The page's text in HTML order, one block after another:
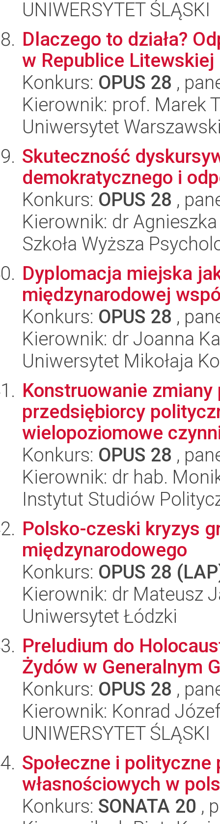
UNIWERSYTET ŚLĄSKI
Dlaczego to działa?
w Republice Litewskiej
Konkurs: OPUS 28 ,
Kierownik: prof. Marek
Uniwersytet
Skuteczność
demokratycznego i
Konkurs: OPUS 28 ,
Kierownik: dr
Szkoła Wyższa
Dyplomacja miejska
międzynarodowej
Konkurs: OPUS 28 ,
Kierownik: dr Joanna
Uniwersytet Mikołaja
Konstruowanie
przedsiębiorcy
wielopoziomowe
Konkurs: OPUS 28 ,
Kierownik: dr hab.
Instytut Studiów
Polsko-czeski kryzys
międzynarodowego
Konkurs: OPUS 28
Kierownik: dr Mateusz
Uniwersytet Łódzki
Preludium do
Żydów w Generalnym
Konkurs: OPUS 28 ,
Kierownik: Konrad
UNIWERSYTET ŚLĄSKI
Społeczne i
własnościowych w
Konkurs: SONATA 20 ,